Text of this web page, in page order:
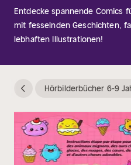
Entdecke spannende Comics
mit fesselnden Geschichten,
lebhaften Illustrationen!
Hörbilderbücher 6-9